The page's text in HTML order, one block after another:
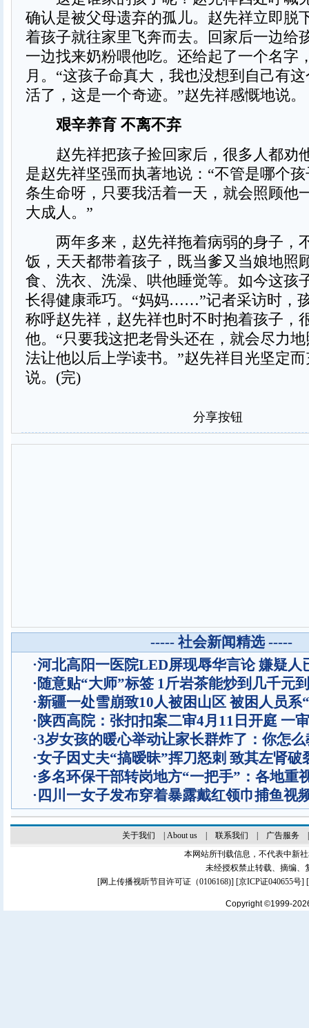
确认是被父母遗弃的孤儿。赵先祥立即脱
着孩子就往家里飞奔而去。回家后一边给
一边找来奶粉喂他吃。还给起了一个名字
月。“这孩子命真大，我也没想到自己有
活了，这是一个奇迹。”赵先祥感慨地说。
艰辛养育 不离不弃
赵先祥把孩子捡回家后，很多人都劝
是赵先祥坚强而执著地说：“不管是哪个
条生命呀，只要我活着一天，就会照顾他
大成人。”
两年多来，赵先祥拖着病弱的身子，
饭，天天都带着孩子，既当爹又当娘地照
食、洗衣、洗澡、哄他睡觉等。如今这孩
长得健康乖巧。“妈妈……”记者采访时，
称呼赵先祥，赵先祥也时不时抱着孩子，
他。“只要我这把老骨头还在，就会尽力
法让他以后上学读书。”赵先祥目光坚定
说。(完)
分享按钮
----- 社会新闻精选 -----
·河北高阳一医院LED屏现辱华言论 嫌疑人
·随意贴“大师”标签 1斤岩茶能炒到几千元
·新疆一处雪崩致10人被困山区 被困人员系
·陕西高院：张扣扣案二审4月11日开庭 一
·3岁女孩的暖心举动让家长群炸了：你怎
·女子因丈夫“搞暧昧”挥刀怒刺 致其左肾破
·多名环保干部转岗地方“一把手”：各地重
· 四川一女子发布穿着暴露戴红领巾捕鱼视
关于我们 About us| 联系我们 广告服务
本网站所刊载信息，不代表中新
未经授权禁止转载、摘编、
[网上传播视听节目许可证（0106168)] [京ICP证040655号]
Copyright ©1999-